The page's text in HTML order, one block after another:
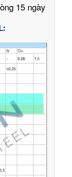
15 ngày